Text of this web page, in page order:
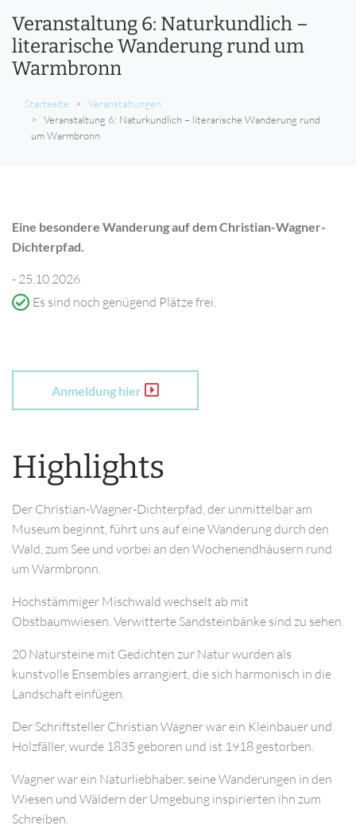
Veranstaltung 6: Naturkundlich –
literarische Wanderung rund um
Warmbronn
Startseite
Veranstaltungen
Veranstaltung 6: Naturkundlich – literarische Wanderung rund
um Warmbronn
Eine besondere Wanderung auf dem Christian-Wagner-
Dichterpfad.
- 25.10.2026
Es sind noch genügend Plätze frei.
Anmeldung hier
Highlights
Der Christian-Wagner-Dichterpfad, der unmittelbar am
Museum beginnt, führt uns auf eine Wanderung durch den
Wald, zum See und vorbei an den Wochenendhäusern rund
um Warmbronn.
Hochstämmiger Mischwald wechselt ab mit
Obstbaumwiesen. Verwitterte Sandsteinbänke sind zu sehen.
20 Natursteine mit Gedichten zur Natur wurden als
kunstvolle Ensembles arrangiert, die sich harmonisch in die
Landschaft einfügen.
Der Schriftsteller Christian Wagner war ein Kleinbauer und
Holzfäller, wurde 1835 geboren und ist 1918 gestorben.
Wagner war ein Naturliebhaber, seine Wanderungen in den
Wiesen und Wäldern der Umgebung inspirierten ihn zum
Schreiben.